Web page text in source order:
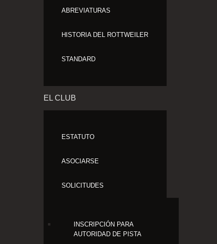
ABREVIATURAS
HISTORIA DEL ROTTWEILER
STANDARD
EL CLUB
ESTATUTO
ASOCIARSE
SOLICITUDES
INSCRIPCIÓN PARA
AUTORIDAD DE PISTA